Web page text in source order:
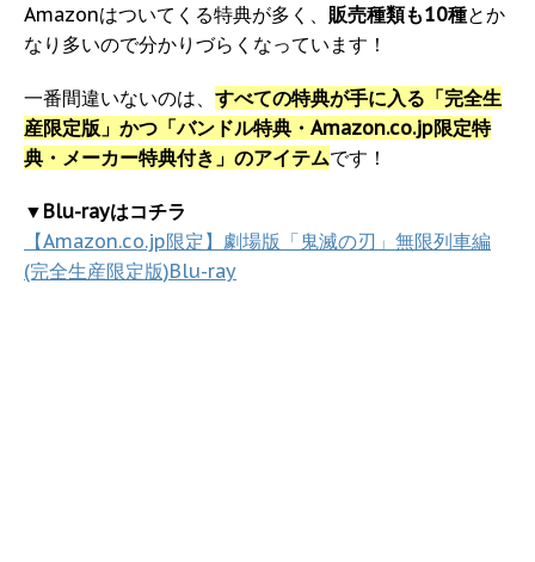
Amazonはついてくる特典が多く、 販売種類も10種とか
なり多いので分かりづらくなっています！
一番間違いないのは、 すべての特典が手に入る「完全生
産限定版」かつ「バンドル特典・Amazon.co.jp限定特
典・メーカー特典付き」のアイテムです！
▼Blu-rayはコチラ
【Amazon.co.jp限定】劇場版「鬼滅の刃」無限列車編
(完全生産限定版)Blu-ray